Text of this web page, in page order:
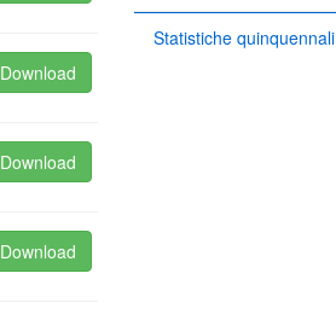
Download
Download
Download
Statistiche quinquennali